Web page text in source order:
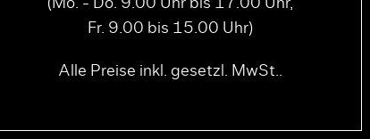
(Mo. - Do. 9.00 Uhr bis 17.00 Uhr,
Fr. 9.00 bis 15.00 Uhr)
Alle Preise inkl. gesetzl. MwSt..